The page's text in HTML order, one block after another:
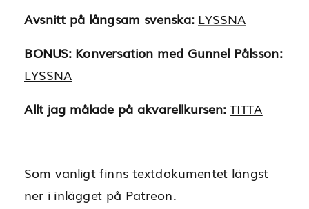
Avsnitt på långsam svenska: LYSSNA
BONUS: Konversation med Gunnel Pålsson:
LYSSNA
Allt jag målade på akvarellkursen:TITTA
Som vanligt finns textdokumentet längst
ner i inlägget på Patreon.